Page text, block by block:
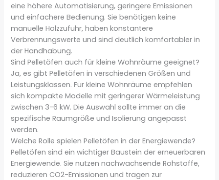
eine höhere Automatisierung, geringere Emissionen
und einfachere Bedienung. Sie benötigen keine
manuelle Holzzufuhr, haben konstantere
Verbrennungswerte und sind deutlich komfortabler in
der Handhabung.
Sind Pelletöfen auch für kleine Wohnräume geeignet?
Ja, es gibt Pelletöfen in verschiedenen Größen und
Leistungsklassen. Für kleine Wohnräume empfehlen
sich kompakte Modelle mit geringerer Wärmeleistung
zwischen 3-6 kW. Die Auswahl sollte immer an die
spezifische Raumgröße und Isolierung angepasst
werden.
Welche Rolle spielen Pelletöfen in der Energiewende?
Pelletöfen sind ein wichtiger Baustein der erneuerbaren
Energiewende. Sie nutzen nachwachsende Rohstoffe,
reduzieren CO2-Emissionen und tragen zur